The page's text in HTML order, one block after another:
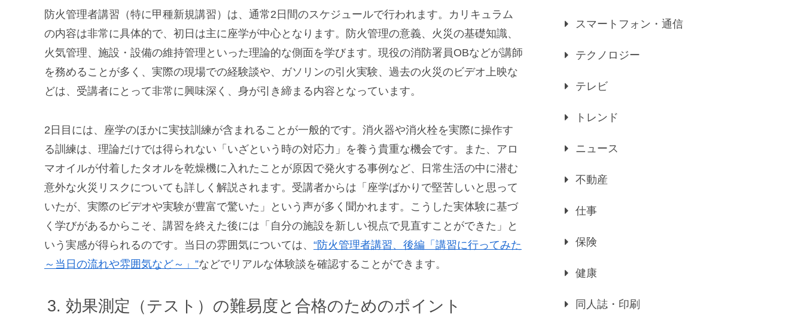
防火管理者講習（特に甲種新規講習）は、通常2日間のスケジュールで行われます。カリキュラム
の内容は非常に具体的で、初日は主に座学が中心となります。防火管理の意義、火災の基礎知識、
火気管理、施設・設備の維持管理といった理論的な側面を学びます。現役の消防署員OBなどが講師
を務めることが多く、実際の現場での経験談や、ガソリンの引火実験、過去の火災のビデオ上映な
どは、受講者にとって非常に興味深く、身が引き締まる内容となっています。
2日目には、座学のほかに実技訓練が含まれることが一般的です。消火器や消火栓を実際に操作す
る訓練は、理論だけでは得られない「いざという時の対応力」を養う貴重な機会です。また、アロ
マオイルが付着したタオルを乾燥機に入れたことが原因で発火する事例など、日常生活の中に潜む
意外な火災リスクについても詳しく解説されます。受講者からは「座学ばかりで堅苦しいと思って
いたが、実際のビデオや実験が豊富で驚いた」という声が多く聞かれます。こうした実体験に基づ
く学びがあるからこそ、講習を終えた後には「自分の施設を新しい視点で見直すことができた」と
いう実感が得られるのです。当日の雰囲気については、 “防火管理者講習、後編「講習に行ってみた
～当日の流れや雰囲気など～」”などでリアルな体験談を確認することができます。
効果測定（テスト）の難易度と合格のためのポイント
スマートフォン・通信
テクノロジー
テレビ
トレンド
ニュース
不動産
仕事
保険
健康
同人誌・印刷